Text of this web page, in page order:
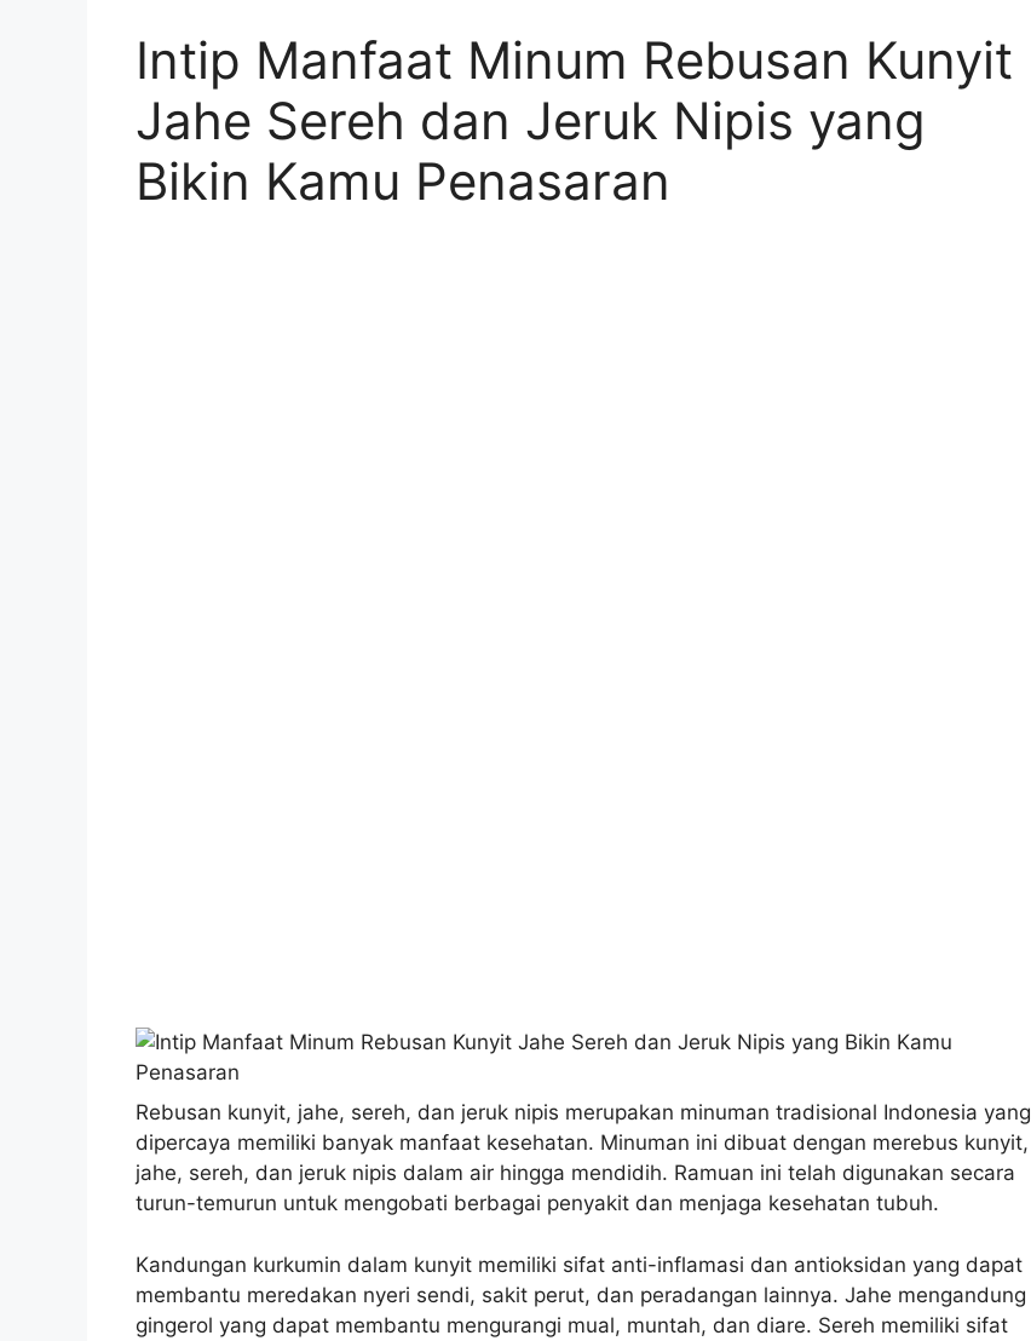
Intip Manfaat Minum Rebusan Kunyit
Jahe Sereh dan Jeruk Nipis yang
Bikin Kamu Penasaran
Rebusan kunyit, jahe, sereh, dan jeruk nipis merupakan minuman tradisional Indonesia yang
dipercaya memiliki banyak manfaat kesehatan. Minuman ini dibuat dengan merebus kunyit,
jahe, sereh, dan jeruk nipis dalam air hingga mendidih. Ramuan ini telah digunakan secara
turun-temurun untuk mengobati berbagai penyakit dan menjaga kesehatan tubuh.
Kandungan kurkumin dalam kunyit memiliki sifat anti-inflamasi dan antioksidan yang dapat
membantu meredakan nyeri sendi, sakit perut, dan peradangan lainnya. Jahe mengandung
gingerol yang dapat membantu mengurangi mual, muntah, dan diare. Sereh memiliki sifat